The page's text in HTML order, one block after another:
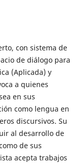
con sistema de
de diálogo para
(Aplicada) y
a quienes
en sus
como lengua en
discursivos. Su
al desarrollo de
de sus
acepta trabajos